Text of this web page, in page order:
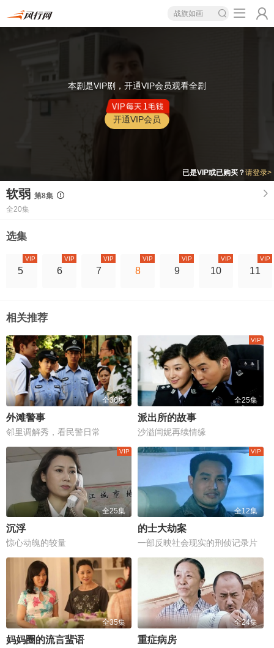
战旗如画
本剧是VIP剧，开通VIP会员观看全剧
开通VIP会员
已是VIP或已购买？请登录>
软弱 第8集
全20集
选集
5
VIP
6
VIP
7
VIP
8
VIP
9
VIP
10
VIP
11
VIP
相关推荐
全30集
外滩警事
邻里调解秀，看民警日常
全25集
派出所的故事
沙溢闫妮再续情缘
全25集
沉浮
惊心动魄的较量
全12集
的士大劫案
一部反映社会现实的刑侦记录片
全35集
妈妈圈的流言蜚语
全24集
重症病房